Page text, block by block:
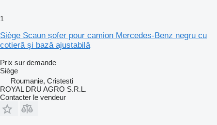
1
Siège Scaun șofer pour camion Mercedes-Benz negru cu
cotieră și bază ajustabilă
Prix sur demande
Siège
Roumanie, Cristesti
ROYAL DRU AGRO S.R.L.
Contacter le vendeur